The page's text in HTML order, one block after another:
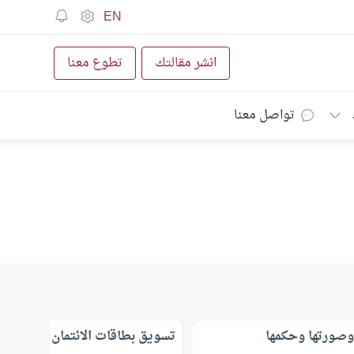
EN
انشر مقالتك تطوع معنا
تواصل معنا
وحكمها تسويق بطاقات الائتمان .. الجائز